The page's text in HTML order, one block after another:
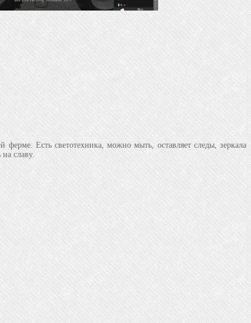
Есть светотехника, можно мыть, оставляет следы, зеркала
славу.